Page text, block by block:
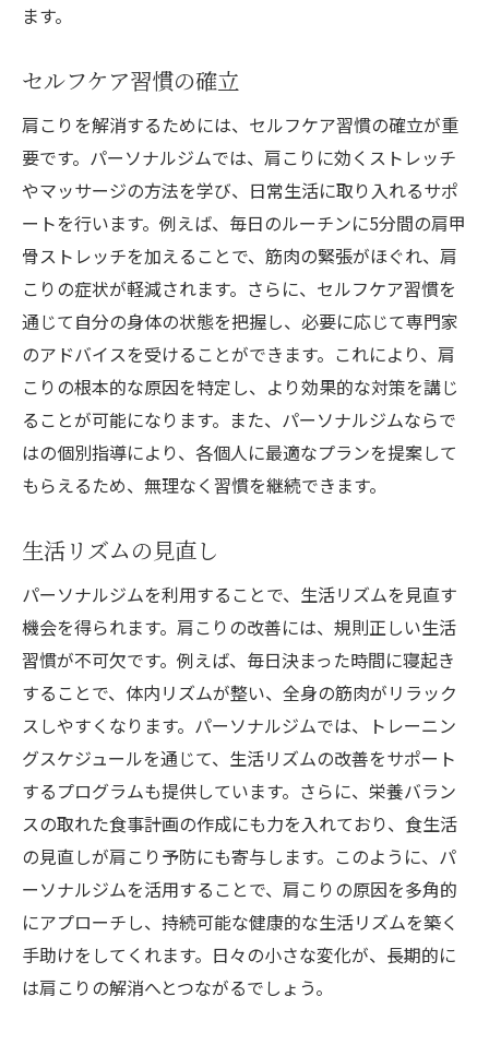
ます。
セルフケア習慣の確立
肩こりを解消するためには、セルフケア習慣の確立が重
要です。パーソナルジムでは、肩こりに効くストレッチ
やマッサージの方法を学び、日常生活に取り入れるサポ
ートを行います。例えば、毎日のルーチンに5分間の肩甲
骨ストレッチを加えることで、筋肉の緊張がほぐれ、肩
こりの症状が軽減されます。さらに、セルフケア習慣を
通じて自分の身体の状態を把握し、必要に応じて専門家
のアドバイスを受けることができます。これにより、肩
こりの根本的な原因を特定し、より効果的な対策を講じ
ることが可能になります。また、パーソナルジムならで
はの個別指導により、各個人に最適なプランを提案して
もらえるため、無理なく習慣を継続できます。
生活リズムの見直し
パーソナルジムを利用することで、生活リズムを見直す
機会を得られます。肩こりの改善には、規則正しい生活
習慣が不可欠です。例えば、毎日決まった時間に寝起き
することで、体内リズムが整い、全身の筋肉がリラック
スしやすくなります。パーソナルジムでは、トレーニン
グスケジュールを通じて、生活リズムの改善をサポート
するプログラムも提供しています。さらに、栄養バラン
スの取れた食事計画の作成にも力を入れており、食生活
の見直しが肩こり予防にも寄与します。このように、パ
ーソナルジムを活用することで、肩こりの原因を多角的
にアプローチし、持続可能な健康的な生活リズムを築く
手助けをしてくれます。日々の小さな変化が、長期的に
は肩こりの解消へとつながるでしょう。